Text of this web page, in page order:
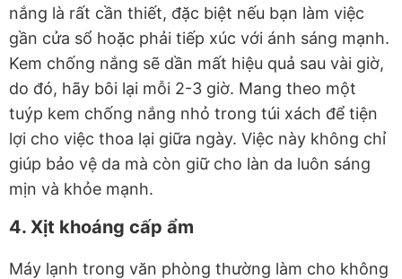
nắng là rất cần thiết, đặc biệt nếu bạn làm việc
gần cửa sổ hoặc phải tiếp xúc với ánh sáng mạnh.
Kem chống nắng sẽ dần mất hiệu quả sau vài giờ,
do đó, hãy bôi lại mỗi 2-3 giờ. Mang theo một
tuýp kem chống nắng nhỏ trong túi xách để tiện
lợi cho việc thoa lại giữa ngày. Việc này không chỉ
giúp bảo vệ da mà còn giữ cho làn da luôn sáng
mịn và khỏe mạnh.
4. Xịt khoáng cấp ẩm
Máy lạnh trong văn phòng thường làm cho không